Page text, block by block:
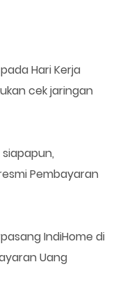
Hari Kerja
cek jaringan
Pembayaran
IndiHome di
Uang